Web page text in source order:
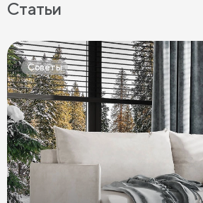
Кровати 120 х 200 с ящиками
Кровати 140 х 200 с ящиками
Кровати 160 х 200 с ящиками
Кровати 180 х 200 с ящиками
Кровати 200 х 200 с ящиками
Кровати тёмного цвета Кровати
Статьи
Советы